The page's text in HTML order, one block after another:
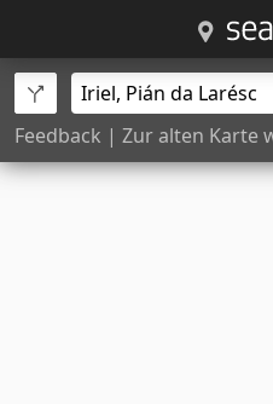
Feedback | Zur alten Karte